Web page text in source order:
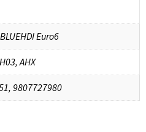
Euro6
AHX
9807727980